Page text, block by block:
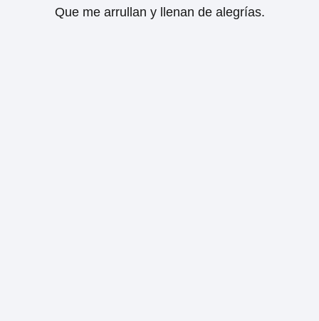
Que me arrullan y llenan de alegrías.